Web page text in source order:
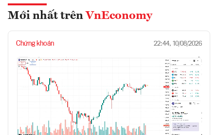
Mới nhất trên VnEconomy
Chứng khoán 22:44, 10/08/2026